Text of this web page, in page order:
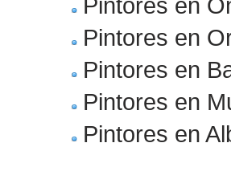
Pintores en
Pintores en
Pintores en
Pintores en